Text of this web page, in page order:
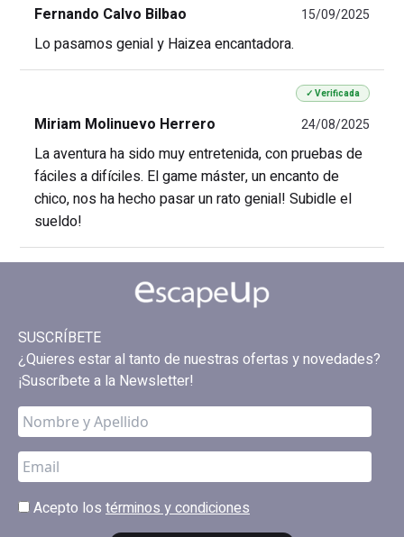
Fernando Calvo Bilbao 15/09/2025
Lo pasamos genial y Haizea encantadora.
✓ Verificada
Miriam Molinuevo Herrero 24/08/2025
La aventura ha sido muy entretenida, con pruebas de
fáciles a difíciles. El game máster, un encanto de
chico, nos ha hecho pasar un rato genial! Subidle el
sueldo!
SUSCRÍBETE
¿Quieres estar al tanto de nuestras ofertas y novedades?
¡Suscríbete a la Newsletter!
Acepto los términos y condiciones